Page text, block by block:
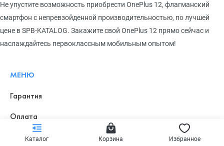
Каталог Корзина Избранное
Не упустите возможность приобрести OnePlus 12, флагманский
смартфон с непревзойденной производительностью, по лучшей
цене в SPB-KATALOG. Закажите свой OnePlus 12 прямо сейчас и
наслаждайтесь первоклассным мобильным опытом!
МЕНЮ
Гарантия
Оплата
Доставка и возвраты